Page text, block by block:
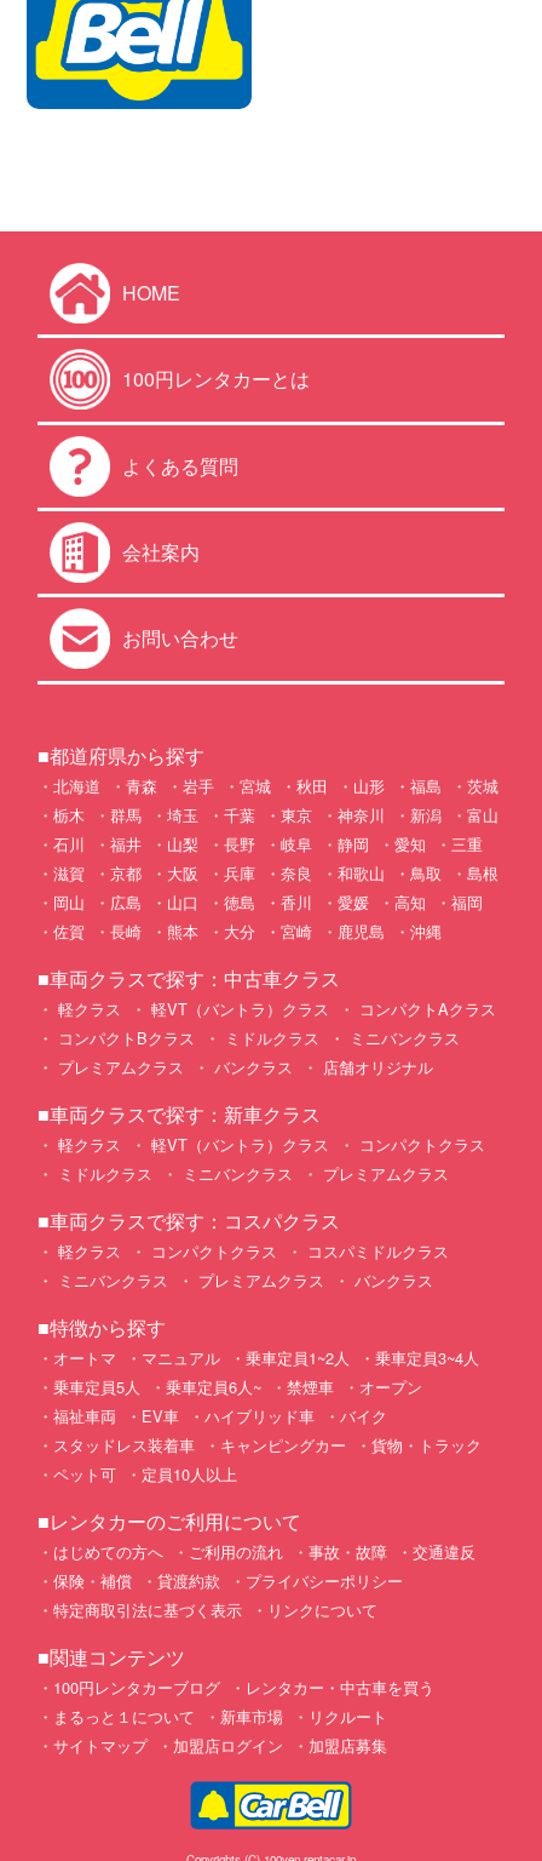
HOME
100円レンタカーとは
よくある質問
会社案内
お問い合わせ
■都道府県から探す
北海道 青森 岩手 宮城 秋田 山形 福島
茨城
栃木
群馬 埼玉 千葉 東京 神奈川 新潟
富山
石川
福井 山梨 長野 岐阜 静岡 愛知
三重
滋賀
京都 大阪 兵庫 奈良 和歌山 鳥取
島根
岡山
広島 山口 徳島 香川 愛媛 高知
福岡
佐賀
長崎 熊本 大分 宮崎 鹿児島 沖縄
■車両クラスで探す：中古車クラス
軽クラス 軽VT（バントラ）クラス
コンパクトAクラス
コンパクトBクラス
ミドルクラス
ミニバンクラス
プレミアムクラス
バンクラス 店舗オリジナル
■車両クラスで探す：新車クラス
軽クラス 軽VT（バントラ）クラス
コンパクトクラス
ミドルクラス
ミニバンクラス プレミアムクラス
■車両クラスで探す：コスパクラス
軽クラス コンパクトクラス
コスパミドルクラス
ミニバンクラス
プレミアムクラス バンクラス
■特徴から探す
オートマ マニュアル 乗車定員1~2人
乗車定員3~4人
乗車定員5人
乗車定員6人~ 禁煙車
オープン
福祉車両
EV車 ハイブリッド車
バイク
スタッドレス装着車
キャンピングカー
貨物・トラック
ペット可
定員10人以上
■レンタカーのご利用について
はじめての方へ ご利用の流れ 事故・故障
交通違反
保険・補償
貸渡約款
プライバシーポリシー
特定商取引法に基づく表示
リンクについて
■関連コンテンツ
100円レンタカーブログ
レンタカー・中古車を買う
まるっと１について
新車市場
リクルート
サイトマップ
加盟店ログイン 加盟店募集